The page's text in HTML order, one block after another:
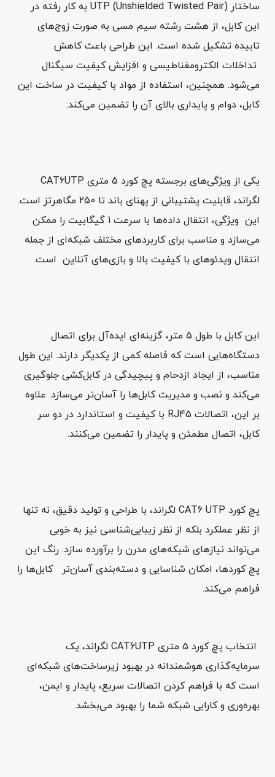
ساختار UTP (Unshielded Twisted Pair) به کار رفته در
این کابل، از هشت رشته سیم مسی به صورت زوج‌های
تابیده تشکیل شده است. این طراحی باعث کاهش
تداخلات الکترومغناطیسی و افزایش کیفیت سیگنال
می‌شود. همچنین، استفاده از مواد با کیفیت در ساخت این
کابل، دوام و پایداری بالای آن را تضمین می‌کند.
یکی از ویژگی‌های برجسته پچ کورد 5 متری CAT6UTP
لگراند، قابلیت پشتیبانی از پهنای باند تا 250 مگاهرتز است.
این ویژگی، انتقال داده‌ها با سرعت 1 گیگابیت را ممکن
می‌سازد و مناسب برای کاربردهای مختلف شبکه‌ای از جمله
انتقال ویدئوهای با کیفیت بالا و بازی‌های آنلاین است.
این کابل با طول 5 متر، گزینه‌ای ایده‌آل برای اتصال
دستگاه‌هایی است که فاصله کمی از یکدیگر دارند. این طول
مناسب، از ایجاد ازدحام و پیچیدگی در کابل‌کشی جلوگیری
می‌کند و نصب و مدیریت کابل‌ها را آسان‌تر می‌سازد. علاوه
بر این، اتصالات RJ45 با کیفیت و استاندارد در دو سر
کابل، اتصال مطمئن و پایدار را تضمین می‌کنند.
پچ کورد CAT6 UTP لگراند، با طراحی و تولید دقیق، نه تنها
از نظر عملکرد بلکه از نظر زیبایی‌شناسی نیز به خوبی
می‌تواند نیازهای شبکه‌های مدرن را برآورده سازد. رنگ‌ این
پچ کوردها، امکان شناسایی و دسته‌بندی آسان‌تر کابل‌ها را
فراهم می‌کند.
انتخاب پچ کورد 5 متری CAT6UTP لگراند، یک
سرمایه‌گذاری هوشمندانه در بهبود زیرساخت‌های شبکه‌ای
است که با فراهم کردن اتصالات سریع، پایدار و ایمن،
بهره‌وری و کارایی شبکه شما را بهبود می‌بخشد.